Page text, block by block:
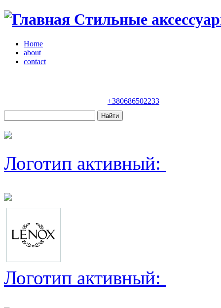
Стильные
Home
about
contact
+380686502233
Логотип активный:
Логотип активный: